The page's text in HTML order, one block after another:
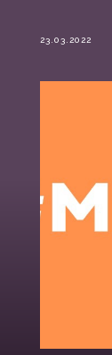
23.03.2022